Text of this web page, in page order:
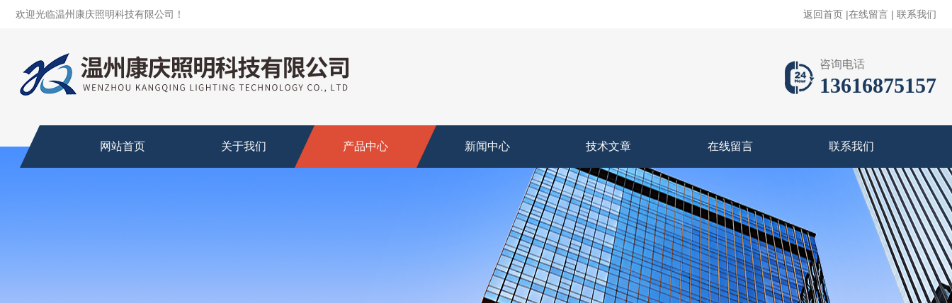
欢迎光临温州康庆照明科技有限公司！ 返回首页 |在线留言 | 联系我们
咨询电话
13616875157
网站首页 关于我们 产品中心 新闻中心 技术文章 在线留言 联系我们